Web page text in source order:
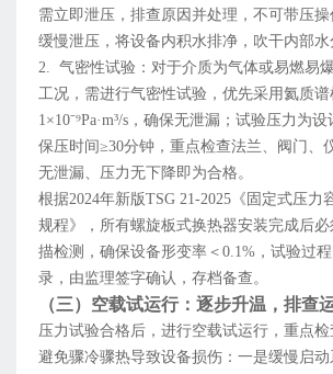
需立即泄压，排查原因并处理，不可带压操
缓慢泄压，将设备内积水排净，吹干内部水
2. 气密性试验：对于介质为气体或易燃易
工况，需进行气密性试验，优先采用氦质
1×10⁻⁹Pa·m³/s，确保无泄漏；试验压力为设
保压时间≥30分钟，重点检查法兰、阀门、
无泄漏、压力无下降即为合格。
根据2024年新版TSG 21-2025《固定式压力
规程》，所有螺旋板式换热器安装完成后
描检测，确保设备形变率＜0.1%，试验过
录，由监理签字确认，存档备查。
（三）空载试运行：逐步升温，排查
压力试验合格后，进行空载试运行，重点检
避免骤冷骤热导致设备损伤：一是缓慢启